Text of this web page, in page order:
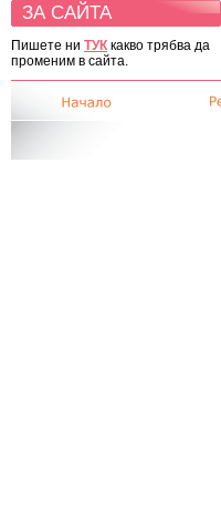
ЗА САЙТА
Пишете ни ТУК какво трябва да
променим в сайта.